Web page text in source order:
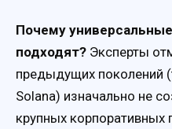
Почему
подходят? Эксперты
предыдущих поколений
Solana) изначально не
крупных корпоративных